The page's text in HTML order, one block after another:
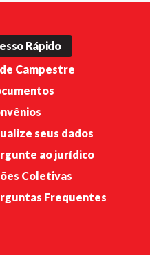
Rápido
Campestre
seus dados
ao jurídico
Coletivas
Frequentes